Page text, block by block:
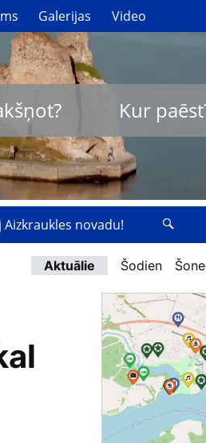
Galerijas Video
Kur
Aizkraukles novadu!
Aktuālie Šodien